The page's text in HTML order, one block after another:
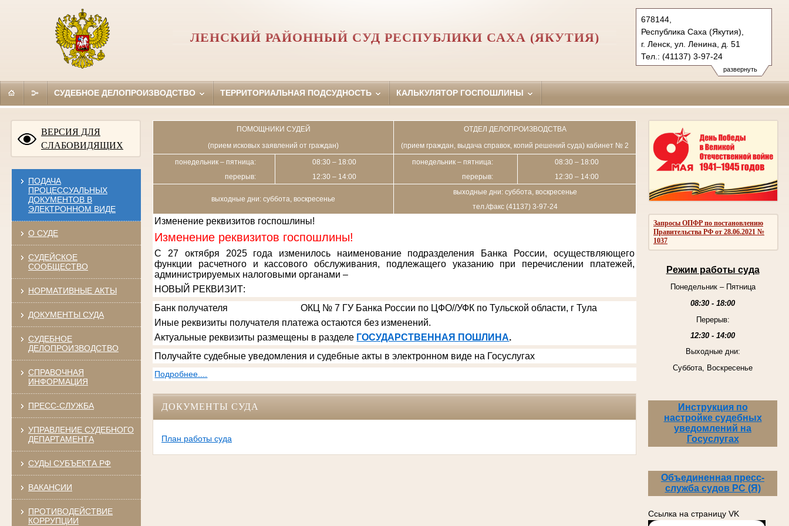
развернуть
678144,
Республика Саха (Якутия),
г. Ленск, ул. Ленина, д. 51
Тел.: (41137) 3-97-24
lensk.jak@sudrf.ru
ЛЕНСКИЙ РАЙОННЫЙ СУД РЕСПУБЛИКИ САХА (ЯКУТИЯ)
СУДЕБНОЕ ДЕЛОПРОИЗВОДСТВО ТЕРРИТОРИАЛЬНАЯ ПОДСУДНОСТЬ КАЛЬКУЛЯТОР ГОСПОШЛИНЫ
ВЕРСИЯ ДЛЯ
СЛАБОВИДЯЩИХ
ПОДАЧА
ПРОЦЕССУАЛЬНЫХ
ДОКУМЕНТОВ В
ЭЛЕКТРОННОМ ВИДЕ
О СУДЕ
СУДЕЙСКОЕ
СООБЩЕСТВО
НОРМАТИВНЫЕ АКТЫ
ДОКУМЕНТЫ СУДА
СУДЕБНОЕ
ДЕЛОПРОИЗВОДСТВО
СПРАВОЧНАЯ
ИНФОРМАЦИЯ
ПРЕСС-СЛУЖБА
УПРАВЛЕНИЕ СУДЕБНОГО
ДЕПАРТАМЕНТА
СУДЫ СУБЪЕКТА РФ
ВАКАНСИИ
ПРОТИВОДЕЙСТВИЕ
КОРРУПЦИИ
Запросы ОПФР по постановлению
Правительства РФ от 28.06.2021 №
1037
Режим работы суда
Понедельник – Пятница
08:30 - 18:00
Перерыв:
12:30 - 14:00
Выходные дни:
Суббота, Воскресенье
Инструкция по
настройке судебных
уведомлений на
Госуслугах
Объединенная пресс-
служба судов РС (Я)
Ссылка на страницу VK
ПОМОЩНИКИ СУДЕЙ
(прием исковых заявлений от граждан)
ОТДЕЛ ДЕЛОПРОИЗВОДСТВА
(прием граждан, выдача справок, копий решений суда) кабинет № 2
понедельник – пятница:
перерыв:
08:30 – 18:00
12:30 – 14:00
понедельник – пятница:
перерыв:
08:30 – 18:00
12:30 – 14:00
выходные дни: суббота, воскресенье
выходные дни: суббота, воскресенье
тел./факс (41137) 3-97-24
Изменение реквизитов госпошлины!
Изменение реквизитов госпошлины!
С 27 октября 2025 года изменилось наименование подразделения Банка России, осуществляющего
функции расчетного и кассового обслуживания, подлежащего указанию при перечислении платежей,
администрируемых налоговыми органами –
НОВЫЙ РЕКВИЗИТ:
Банк получателя
ОКЦ № 7 ГУ Банка России по ЦФО//УФК по Тульской области, г Тула
Иные реквизиты получателя платежа остаются без изменений.
Актуальные реквизиты размещены в разделе ГОСУДАРСТВЕННАЯ ПОШЛИНА.
Получайте судебные уведомления и судебные акты в электронном виде на Госуслугах
Подробнее....
ДОКУМЕНТЫ СУДА
План работы суда